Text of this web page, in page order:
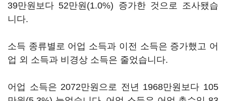
39만원보다 52만원(1.0%) 증가한 것으로 조사됐습
니다.
소득 종류별로 어업 소득과 이전 소득은 증가했고 어
업 외 소득과 비경상 소득은 줄었습니다.
어업 소득은 2072만원으로 전년 1968만원보다 105